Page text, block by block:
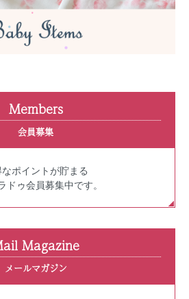
Members
会員募集
なポイントが貯まる
ドゥ会員募集中です。
Magazine
メールマガジン